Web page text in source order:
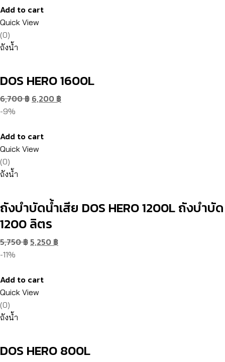
Add to cart
Quick View
(0)
ถังน้ำ
DOS HERO 1600L
6,700฿ 6,200 ฿
-9%
Add to cart
Quick View
(0)
ถังน้ำ
ถังบำบัดน้ำเสีย DOS HERO 1200L ถังบำบัด
1200 ลิตร
5,750฿ 5,250 ฿
-11%
Add to cart
Quick View
(0)
ถังน้ำ
DOS HERO 800L